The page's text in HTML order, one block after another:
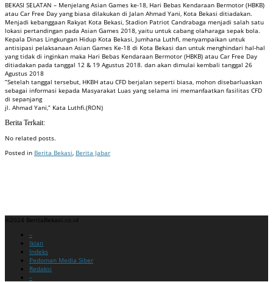
BEKASI SELATAN – Menjelang Asian Games ke-18, Hari Bebas Kendaraan Bermotor (HBKB)
atau Car Free Day yang biasa dilakukan di Jalan Ahmad Yani, Kota Bekasi ditiadakan.
Menjadi kebanggaan Rakyat Kota Bekasi, Stadion Patriot Candrabaga menjadi salah satu
lokasi pertandingan pada Asian Games 2018, yaitu untuk cabang olaharaga sepak bola.
Kepala Dinas Lingkungan Hidup Kota Bekasi, Jumhana Luthfi, menyampaikan untuk
antisipasi pelaksanaan Asian Games Ke-18 di Kota Bekasi dan untuk menghindari hal-hal
yang tidak di inginkan maka Hari Bebas Kendaraan Bermotor (HBKB) atau Car Free Day
ditiadakan pada tanggal 12 & 19 Agustus 2018. dan akan dimulai kembali tanggal 26
Agustus 2018
“Setelah tanggal tersebut, HKBH atau CFD berjalan seperti biasa, mohon disebarluaskan
sebagai informasi kepada Masyarakat Luas yang selama ini memanfaatkan fasilitas CFD
di sepanjang
jl. Ahmad Yani,” Kata Luthfi.(RON)
Berita Terkait:
No related posts.
Posted in Berita Bekasi, Berita Jabar
©2024 BeritaBekasi.co.id
Menu–
Iklan
Indeks
Pedoman Media Siber
Redaksi
–